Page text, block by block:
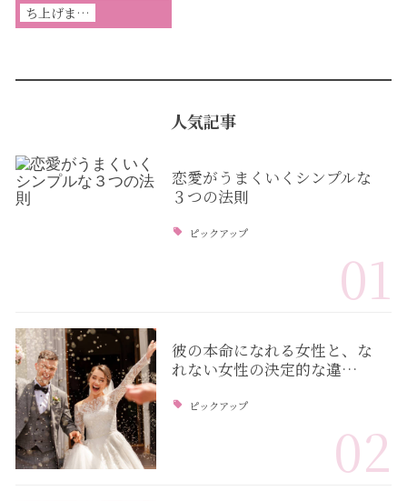
ち上げま…
人気記事
恋愛がうまくいくシンプルな
３つの法則
ピックアップ
01
彼の本命になれる女性と、な
れない女性の決定的な違…
ピックアップ
02